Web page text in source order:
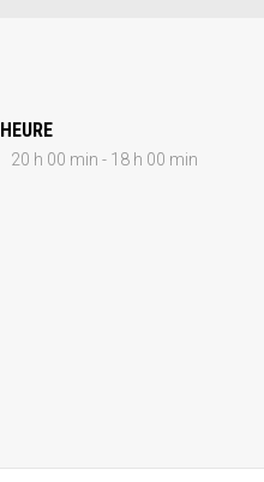
HEURE
20 h 00 min - 18 h 00 min